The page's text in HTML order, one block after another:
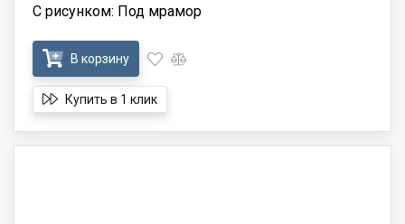
С рисунком: Под мрамор
В корзину
Купить в 1 клик